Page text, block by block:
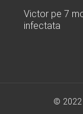
Victor pe 7
infectata
© 2022